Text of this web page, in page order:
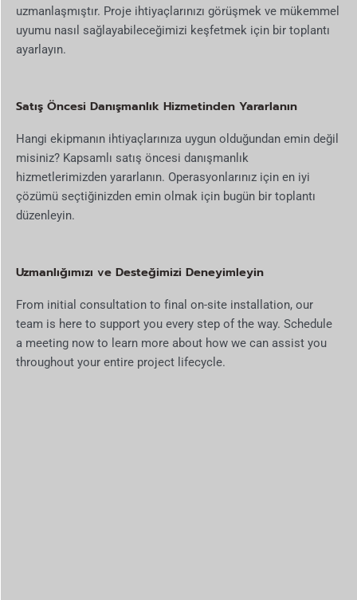
uzmanlaşmıştır. Proje ihtiyaçlarınızı görüşmek ve mükemmel
uyumu nasıl sağlayabileceğimizi keşfetmek için bir toplantı
ayarlayın.
Satış Öncesi Danışmanlık Hizmetinden Yararlanın
Hangi ekipmanın ihtiyaçlarınıza uygun olduğundan emin değil
misiniz? Kapsamlı satış öncesi danışmanlık
hizmetlerimizden yararlanın. Operasyonlarınız için en iyi
çözümü seçtiğinizden emin olmak için bugün bir toplantı
düzenleyin.
Uzmanlığımızı ve Desteğimizi Deneyimleyin
From initial consultation to final on-site installation, our
team is here to support you every step of the way. Schedule
a meeting now to learn more about how we can assist you
throughout your entire project lifecycle.